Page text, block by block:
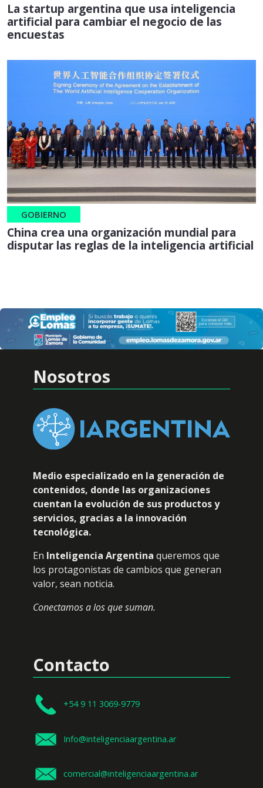
La startup argentina que usa inteligencia
artificial para cambiar el negocio de las
encuestas
GOBIERNO
China crea una organización mundial para
disputar las reglas de la inteligencia artificial
Nosotros
Medio especializado en la generación de
contenidos, donde las organizaciones
cuentan la evolución de sus productos y
servicios, gracias a la innovación
tecnológica.
En Inteligencia Argentina queremos que
los protagonistas de cambios que generan
valor, sean noticia.
Conectamos a los que suman.
Contacto
+54 9 11 3069-9779
Info@inteligenciaargentina.ar
comercial@inteligenciaargentina.ar